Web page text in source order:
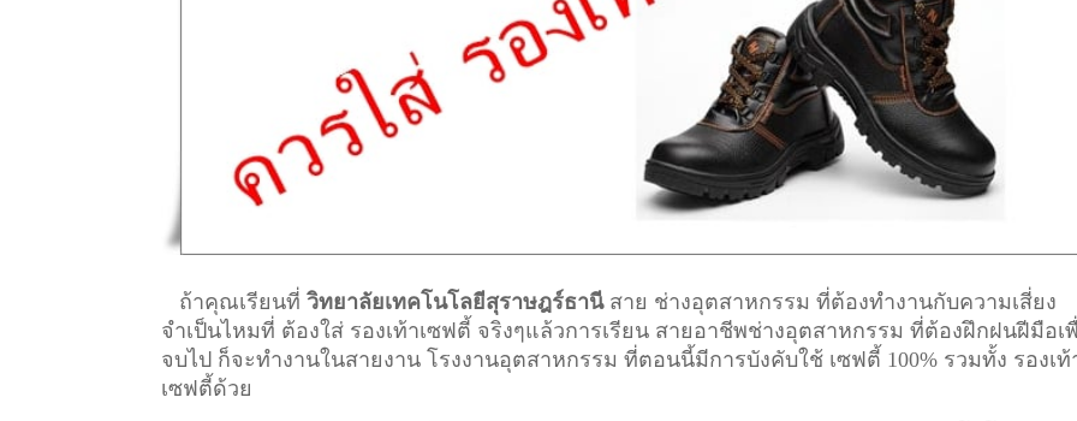
ถ้าคุณเรียนที่วิทยาลัยเทคโนโลยีสุราษฎร์ธานีสาย ช่างอุตสาหกรรม ที่ต้องทำงานกับความเสี่ยง
จำเป็นไหมที่ ต้องใส่ รองเท้าเซฟตี้ จริงๆแล้วการเรียน สายอาชีพช่างอุตสาหกรรมที่ต้องฝึกฝนฝีมือเ
จบไป ก็จะทำงานในสายงาน โรงงานอุตสาหกรรม ที่ตอนนี้มีการบังคับใช้ เซฟตี้ 100% รวมทั้ง รองเท้
เซฟตี้ด้วย